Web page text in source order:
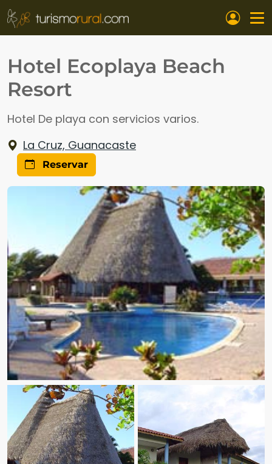
Pasar al contenido principal
Hotel Ecoplaya Beach
Resort
Hotel De playa con servicios varios.
La Cruz, Guanacaste
Reservar